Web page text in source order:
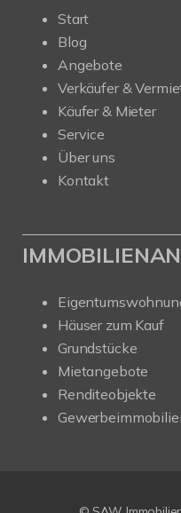
Start
Blog
Angebote
Verkäufer &
Käufer & Mieter
Service
Über uns
Kontakt
Häuser zum Kauf
Grundstücke
Mietangebote
Renditeobjekte